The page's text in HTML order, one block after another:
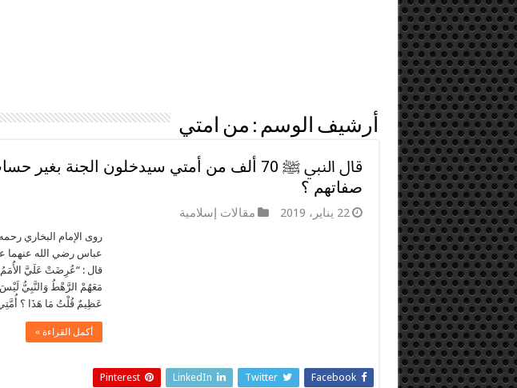
أرشيف الوسم : من امتي
قال النبي ﷺ 70 ألف من أمتي سيدخلون الجنة
صفاتهم ؟
22 يناير، 2019 مقالات إسلامية
روى الإمام البخاري
عباس رضي الله عنهما
قال : “عُرِضَتْ عَلَيَّ الأُمَمُ
مَعَهُمْ الرَّهْطُ وَالنَّبِيُّ
عَظِيمٌ قُلْتُ مَا هَذَا ؟
أكمل القراءة »
Facebook
Twitter
LinkedIn
Pinterest